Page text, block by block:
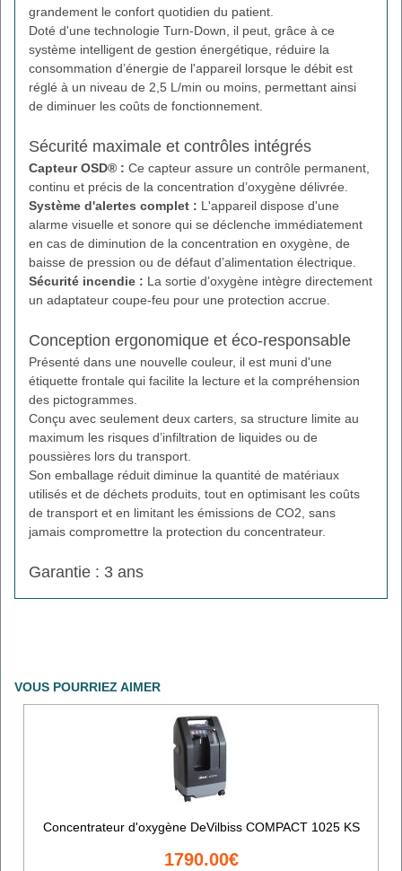
grandement le confort quotidien du patient.
Doté d'une technologie Turn-Down, il peut, grâce à ce
système intelligent de gestion énergétique, réduire la
consommation d’énergie de l'appareil lorsque le débit est
réglé à un niveau de 2,5 L/min ou moins, permettant ainsi
de diminuer les coûts de fonctionnement.
Sécurité maximale et contrôles intégrés
Capteur OSD® : Ce capteur assure un contrôle permanent,
continu et précis de la concentration d’oxygène délivrée.
Système d'alertes complet : L'appareil dispose d'une
alarme visuelle et sonore qui se déclenche immédiatement
en cas de diminution de la concentration en oxygène, de
baisse de pression ou de défaut d’alimentation électrique.
Sécurité incendie : La sortie d’oxygène intègre directement
un adaptateur coupe-feu pour une protection accrue.
Conception ergonomique et éco-responsable
Présenté dans une nouvelle couleur, il est muni d'une
étiquette frontale qui facilite la lecture et la compréhension
des pictogrammes.
Conçu avec seulement deux carters, sa structure limite au
maximum les risques d’infiltration de liquides ou de
poussières lors du transport.
Son emballage réduit diminue la quantité de matériaux
utilisés et de déchets produits, tout en optimisant les coûts
de transport et en limitant les émissions de CO2, sans
jamais compromettre la protection du concentrateur.
Garantie : 3 ans
VOUS POURRIEZ AIMER
Concentrateur d'oxygène DeVilbiss COMPACT 1025 KS
1790.00€